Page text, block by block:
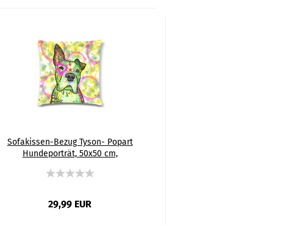
Sofakissen-Bezug Tyson- Popart
Hundeporträt, 50x50 cm,
bedruckt, waschbar - Kopie
29,99 EUR